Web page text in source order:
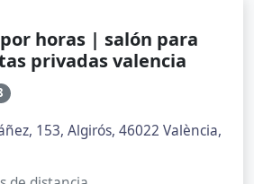
horas | salón para
privadas valencia
153, Algirós, 46022 València,